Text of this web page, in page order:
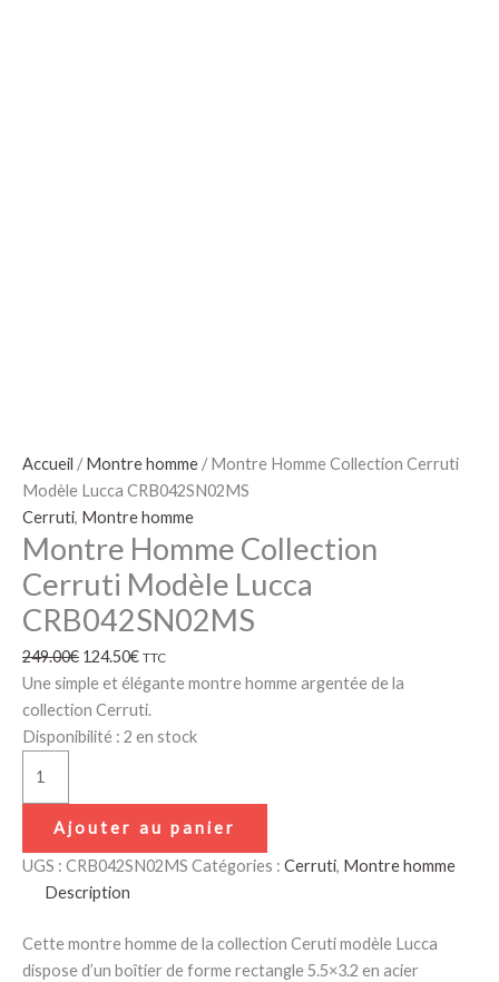
Accueil /Montre homme / Montre Homme Collection Cerruti
Modèle Lucca CRB042SN02MS
Cerruti, Montre homme
Montre Homme Collection
Cerruti Modèle Lucca
CRB042SN02MS
249.00€ 124.50€ TTC
Une simple et élégante montre homme argentée de la
collection Cerruti.
Disponibilité : 2 en stock
Ajouter au panier
UGS : CRB042SN02MS Catégories : Cerruti, Montre homme
Description
Cette montre homme de la collection Ceruti modèle Lucca
dispose d’un boîtier de forme rectangle 5.5×3.2 en acier